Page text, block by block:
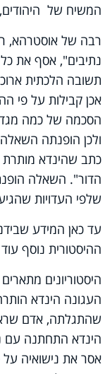
המשיח של היהודים,
רבה של אוסטרהא,
נתיבים", אסף את
תשובה הלכתית
אכן קבילות על פי
הסכמה של כמה
ולכן הופנתה
כתב שהינדא מותרת
הדור". השאלה
שלפי העדויות
עד כאן המידע
ההיסטורית נוסף
היסטוריונים
העגונה הינדא
שהתגלתה, אדם
הינדא התחתנה עם
אסר את נישואיה